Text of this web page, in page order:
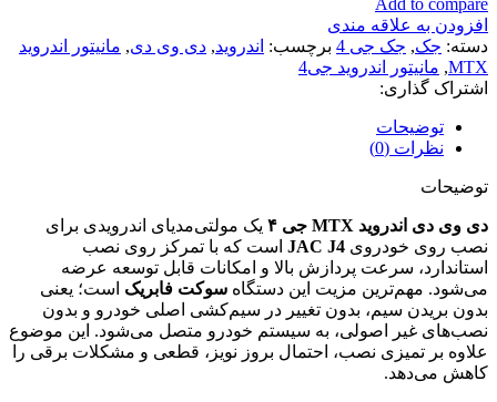
افزودن به علاقه مندی
دسته: جک, جک جی 4 برچسب: اندروید, دی وی دی, مانیتور اندروید
MTX
, مانیتور اندروید جی4
اشتراک گذاری:
توضیحات
نظرات (0)
توضیحات
دی وی دی اندروید MTX جی ۴
یک مولتی‌مدیای اندرویدی برای
نصب روی خودروی JAC J4 است که با تمرکز روی نصب
استاندارد، سرعت پردازش بالا و امکانات قابل توسعه عرضه
می‌شود. مهم‌ترین مزیت این دستگاه سوکت فابریک است؛ یعنی
بدون بریدن سیم، بدون تغییر در سیم‌کشی اصلی خودرو و بدون
نصب‌های غیر اصولی، به سیستم خودرو متصل می‌شود. این موضوع
علاوه بر تمیزی نصب، احتمال بروز نویز، قطعی و مشکلات برقی را
کاهش می‌دهد.